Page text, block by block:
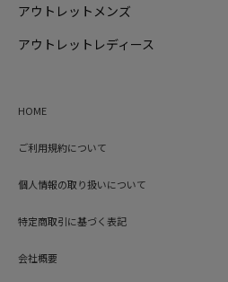
アウトレットメンズ
アウトレットレディース
HOME
ご利用規約について
個人情報の取り扱いについて
特定商取引に基づく表記
会社概要